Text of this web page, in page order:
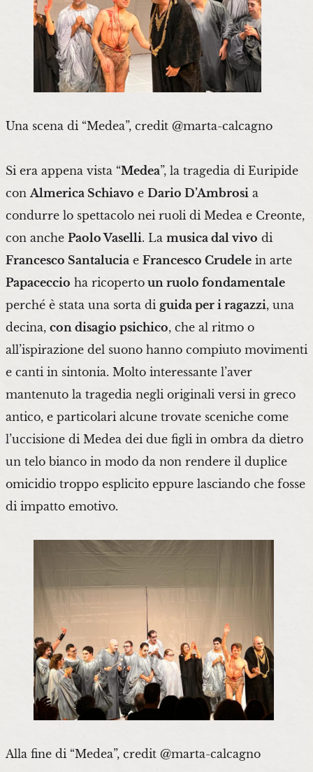
Una scena di “Medea”, credit @marta-calcagno
Si era appena vista “Medea”, la tragedia di Euripide
conAlmerica Schiavo e Dario D’Ambrosi a
condurre lo spettacolo nei ruoli di Medea e Creonte,
con anche Paolo Vaselli. La musica dal vivo di
Francesco Santalucia e Francesco Crudele in arte
Papaceccio ha ricoperto un ruolo fondamentale
perché è stata una sorta di guida per i ragazzi, una
decina, con disagio psichico, che al ritmo o
all’ispirazione del suono hanno compiuto movimenti
e canti in sintonia. Molto interessante l’aver
mantenuto la tragedia negli originali versi in greco
antico, e particolari alcune trovate sceniche come
l’uccisione di Medea dei due figli in ombra da dietro
un telo bianco in modo da non rendere il duplice
omicidio troppo esplicito eppure lasciando che fosse
di impatto emotivo.
Alla fine di “Medea”, credit @marta-calcagno